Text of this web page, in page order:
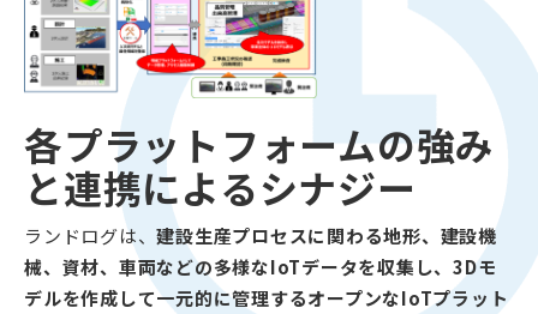
各プラットフォームの強み
と連携によるシナジー
ランドログは、建設生産プロセスに関わる地形、建設機
械、資材、車両などの多様なIoTデータを収集し、3Dモ
デルを作成して一元的に管理するオープンなIoTプラット